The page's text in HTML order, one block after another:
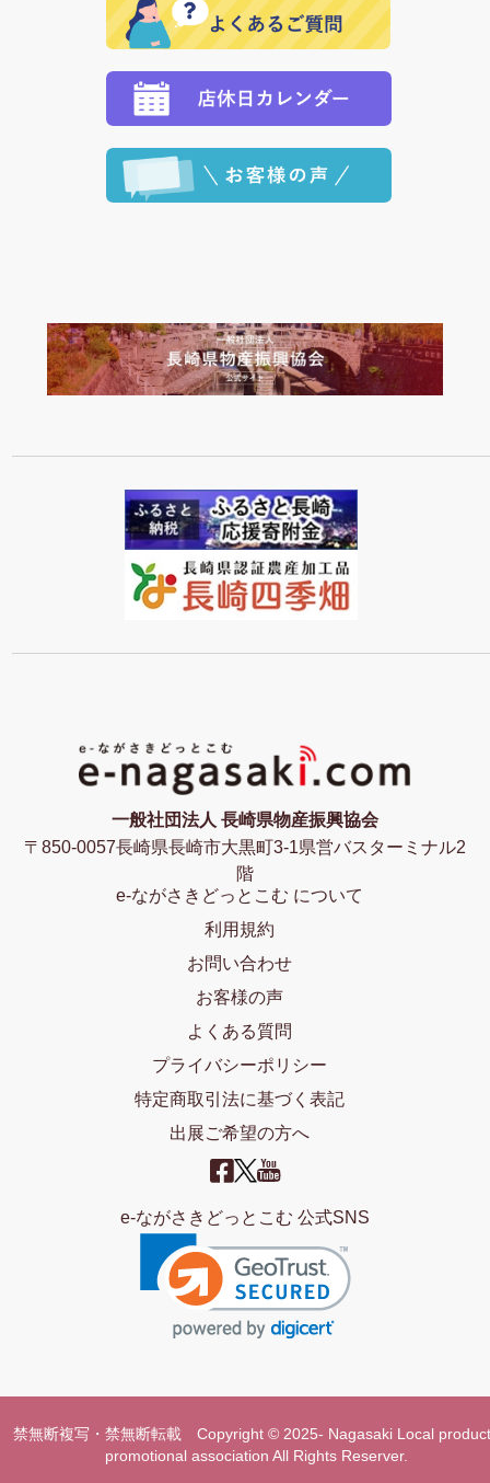
願いいたします。
定された場合は、準備出来次第の便にてお送りいたし
ます。 （到着日指定をされている場合は、ご指定の日
程に合わせてお届けいたします。）
一般社団法人 長崎県物産振興協会
〒850-0057長崎県長崎市大黒町3-1県営バスターミナル2
階
e-ながさきどっとこむ について
利用規約
お問い合わせ
お客様の声
よくある質問
プライバシーポリシー
特定商取引法に基づく表記
出展ご希望の方へ
e-ながさきどっとこむ 公式SNS
禁無断複写・禁無断転載 Copyright © 2025- Nagasaki Local
promotional association All Rights Reserver.